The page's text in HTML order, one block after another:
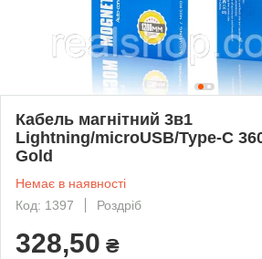
Кабель магнітний 3в1
Lightning/microUSB/Type-C
Gold
Немає в наявності
Код: 1397
Роздріб
328,50 ₴